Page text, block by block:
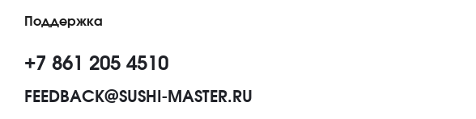
Поддержка
+7 861 205 4510
FEEDBACK@SUSHI-MASTER.RU